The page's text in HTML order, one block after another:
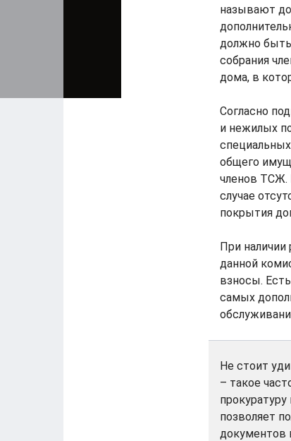
называют
должно
собрания
дома, в
Согласно
и нежилых
общего
членов ТСЖ.
случае
покрытия
При
данной
взносы.
самых
Не стоит
– такое
позволяет
документов